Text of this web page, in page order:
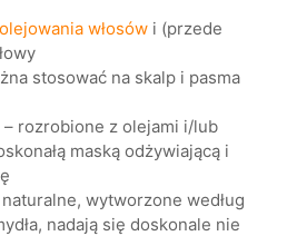
włosów i (przede
stosować na skalp i pasma
rozrobione z olejami i/lub
maską odżywiającą i
naturalne, wytworzone według
nadają się doskonale nie